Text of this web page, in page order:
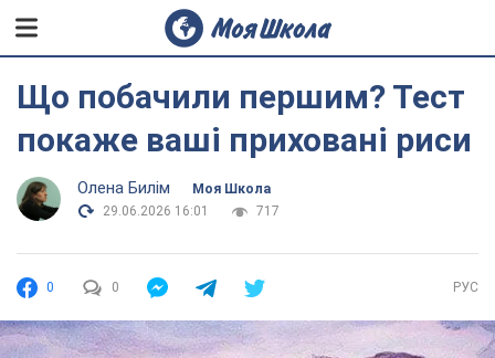
Що побачили першим? Тест
покаже ваші приховані риси
Олена Билім
Моя Школа
29.06.2026 16:01
717
0 0 РУС